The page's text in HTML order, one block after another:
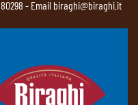
- Email biraghi@biraghi.it